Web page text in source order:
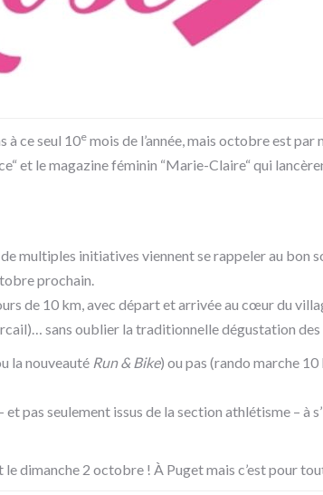
à ce seul 10e mois de l’année, mais octobre est
et le magazine féminin “Marie-Claire“ qui
multiples initiatives viennent se rappeler au bon
prochain.
de 10 km, avec départ et arrivée au cœur du
sans oublier la traditionnelle dégustation
la nouveauté Run & Bike) ou pas (rando marche
pas seulement issus de la section athlétisme – à
le dimanche 2 octobre ! À Puget mais c’est pour